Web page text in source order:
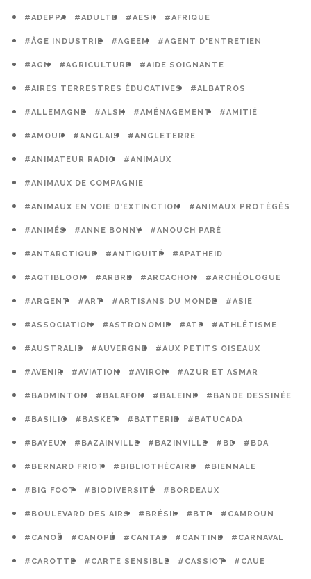
#ADEPPA #ADULTE #AESH #AFRIQUE
#ÂGE INDUSTRIE #AGEEM #AGENT D'ENTRETIEN
#AGN #AGRICULTURE #AIDE SOIGNANTE
#AIRES TERRESTRES ÉDUCATIVES #ALBATROS
#ALLEMAGNE #ALSH #AMÉNAGEMENT #AMITIÉ
#AMOUR #ANGLAIS #ANGLETERRE
#ANIMATEUR RADIO #ANIMAUX
#ANIMAUX DE COMPAGNIE
#ANIMAUX EN VOIE D'EXTINCTION #ANIMAUX PROTÉGÉS
#ANIMÉS #ANNE BONNY #ANOUCH PARÉ
#ANTARCTIQUE #ANTIQUITÉ #APATHEID
#AQTIBLOOM #ARBRE #ARCACHON #ARCHÉOLOGUE
#ARGENT #ART #ARTISANS DU MONDE #ASIE
#ASSOCIATION #ASTRONOMIE #ATE #ATHLÉTISME
#AUSTRALIE #AUVERGNE #AUX PETITS OISEAUX
#AVENIR #AVIATION #AVIRON #AZUR ET ASMAR
#BADMINTON #BALAFON #BALEINE #BANDE DESSINÉE
#BASILIC #BASKET #BATTERIE #BATUCADA
#BAYEUX #BAZAINVILLE #BAZINVILLE #BD #BDA
#BERNARD FRIOT #BIBLIOTHÉCAIRE #BIENNALE
#BIG FOOT #BIODIVERSITÉ #BORDEAUX
#BOULEVARD DES AIRS #BRÉSIL #BTP #CAMROUN
#CANOË #CANOPÉ #CANTAL #CANTINE #CARNAVAL
#CAROTTE #CARTE SENSIBLE #CASSIOT #CAUE